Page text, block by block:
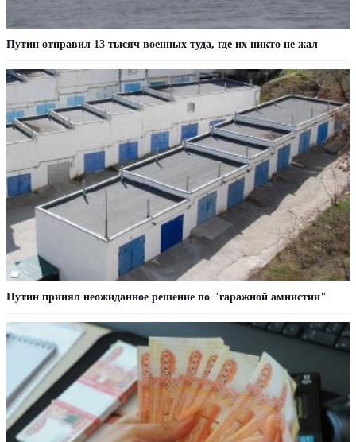
Путин отправил 13 тысяч военных туда, где их никто не жал
Путин принял неожиданное решение по "гаражной амнистии"